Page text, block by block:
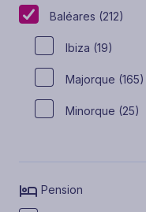
Baléares (212)
Ibiza (19)
Majorque (165)
Minorque (25)
Pension